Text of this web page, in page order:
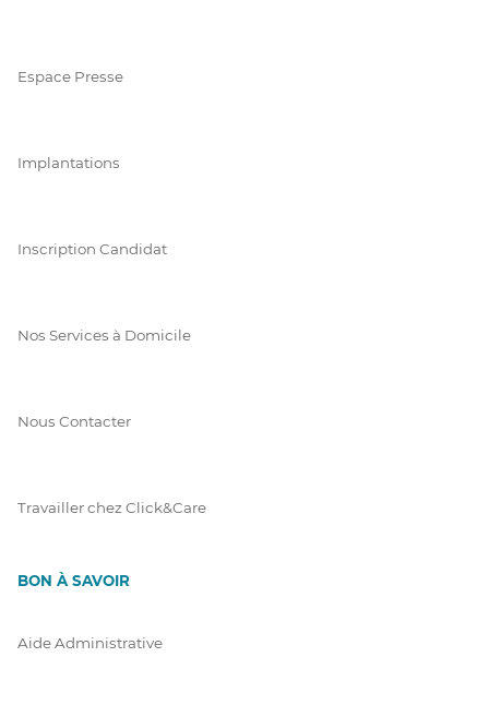
Espace Presse
Implantations
Inscription Candidat
Nos Services à Domicile
Nous Contacter
Travailler chez Click&Care
BON À SAVOIR
Aide Administrative